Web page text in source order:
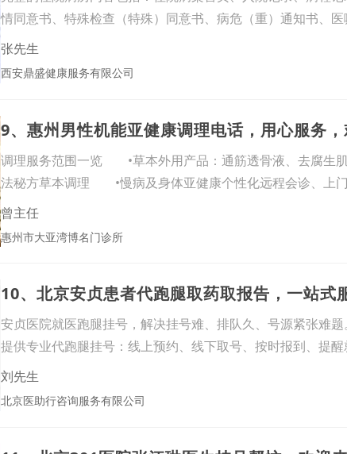
情同意书、特殊检查（特殊）同意书、病危（重）通知书、
影像
张先生
西安鼎盛健康服务有限公司
9、惠州男性机能亚健康调理电话，用心服务
调理服务范围一览 •草本外用产品：通筋透骨液、去腐
法秘方草本调理 •慢病及身体亚健康个性化远程会诊、
惠
曾主任
惠州市大亚湾博名门诊所
10、北京安贞患者代跑腿取药取报告，一站式
安贞医院就医跑腿挂号，解决挂号难、排队久、号源紧张难
提供专业代跑腿挂号：线上预约、线下取号、按时报到、提
稳妥
刘先生
北京医助行咨询服务有限公司